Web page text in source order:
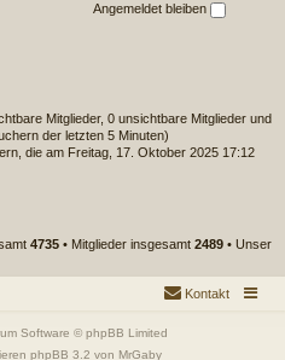
Angemeldet bleiben
Mitglieder, 0 unsichtbare Mitglieder und
der letzten 5 Minuten)
die am Freitag, 17. Oktober 2025 17:12
4735 • Mitglieder insgesamt 2489 • Unser
Kontakt
Software © phpBB Limited
phpBB 3.2 von MrGaby